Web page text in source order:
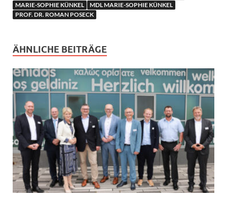
MARIE-SOPHIE KÜNKEL
MDL MARIE-SOPHIE KÜNKEL
PROF. DR. ROMAN POSECK
ÄHNLICHE BEITRÄGE